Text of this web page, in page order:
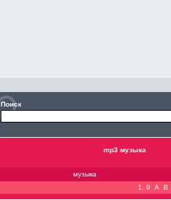
Поиск
mp3 музыка
музыка
1..9
A B